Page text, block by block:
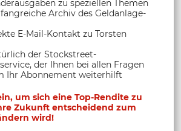
zu speziellen Themen
Archiv des Geldanlage-
E-Mail-Kontakt zu Torsten
der Stockstreet-
der Ihnen bei allen Fragen
Ihr Abonnement weiterhilft
um sich eine Top-Rendite zu
Zukunft entscheidend zum
wird!